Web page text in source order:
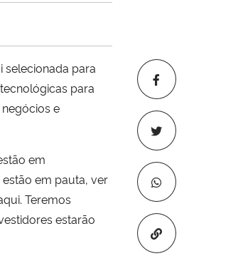
Copiar para
selecionada para
para
e
em
em pauta, ver
Teremos
estarão